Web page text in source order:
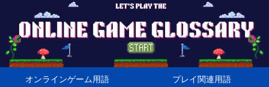
オンラインゲーム用語 プレイ関連用語